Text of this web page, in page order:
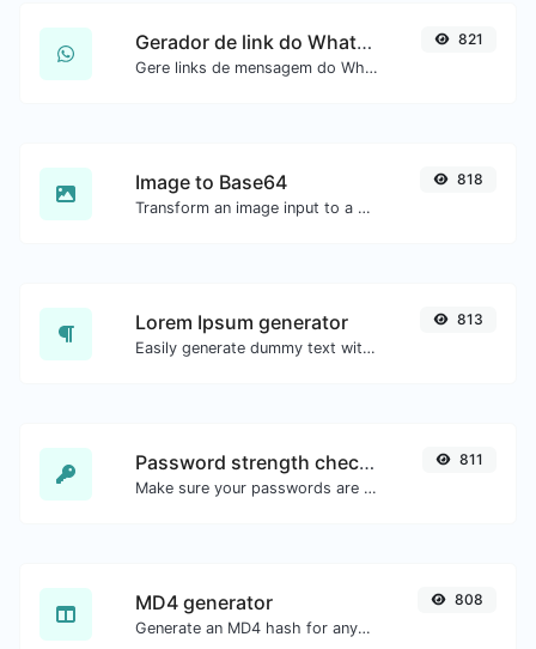
Gerador de link do WhatsApp
Gere links de mensagem do WhatsApp com facilidade.
821
Image to Base64
Transform an image input to a Base64 string.
818
Lorem Ipsum generator
Easily generate dummy text with the Lorem Ipsum generator.
813
Password strength checker
Make sure your passwords are good enough.
811
MD4 generator
Generate an MD4 hash for any string input.
808